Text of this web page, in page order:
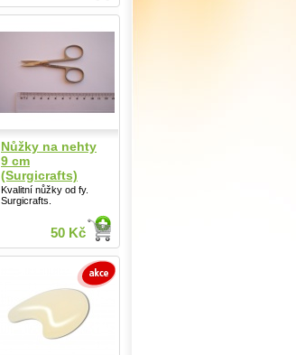
Nůžky na nehty
9 cm
(Surgicrafts)
Kvalitní nůžky od fy.
Surgicrafts.
50 Kč